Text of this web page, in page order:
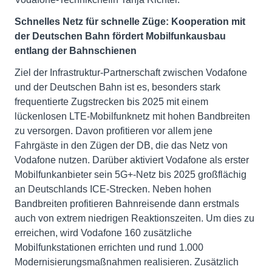
Schnelles Netz für schnelle Züge: Kooperation mit
der Deutschen Bahn fördert Mobilfunkausbau
entlang der Bahnschienen
Ziel der Infrastruktur-Partnerschaft zwischen Vodafone
und der Deutschen Bahn ist es, besonders stark
frequentierte Zugstrecken bis 2025 mit einem
lückenlosen LTE-Mobilfunknetz mit hohen Bandbreiten
zu versorgen. Davon profitieren vor allem jene
Fahrgäste in den Zügen der DB, die das Netz von
Vodafone nutzen. Darüber aktiviert Vodafone als erster
Mobilfunkanbieter sein 5G+-Netz bis 2025 großflächig
an Deutschlands ICE-Strecken. Neben hohen
Bandbreiten profitieren Bahnreisende dann erstmals
auch von extrem niedrigen Reaktionszeiten. Um dies zu
erreichen, wird Vodafone 160 zusätzliche
Mobilfunkstationen errichten und rund 1.000
Modernisierungsmaßnahmen realisieren. Zusätzlich